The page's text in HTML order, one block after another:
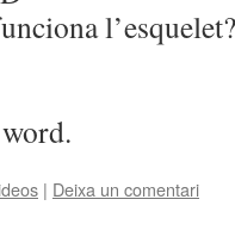
| Deixa un comentari